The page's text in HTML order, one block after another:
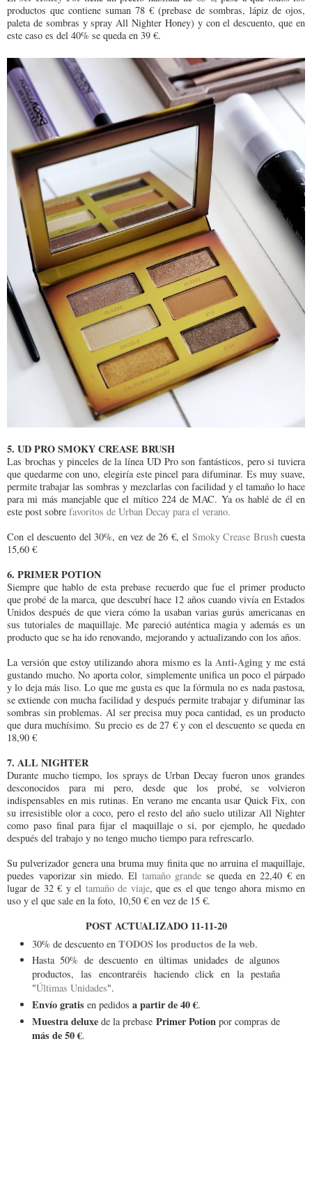
productos que contiene suman 78 € (prebase de sombras, lápiz de ojos,
paleta de sombras y spray All Nighter Honey) y con el descuento, que en
este caso es del 40% se queda en 39 €.
5. UD PRO SMOKY CREASE BRUSH
Las brochas y pinceles de la línea UD Pro son fantásticos, pero si tuviera
que quedarme con uno, elegiría este pincel para difuminar. Es muy suave,
permite trabajar las sombras y mezclarlas con facilidad y el tamaño lo hace
para mi más manejable que el mítico 224 de MAC. Ya os hablé de él en
este post sobre favoritos de Urban Decay para el verano.
Con el descuento del 30%, en vez de 26 €, el Smoky Crease Brush cuesta
15,60 €
6. PRIMER POTION
Siempre que hablo de esta prebase recuerdo que fue el primer producto
que probé de la marca, que descubrí hace 12 años cuando vivía en Estados
Unidos después de que viera cómo la usaban varias gurús americanas en
sus tutoriales de maquillaje. Me pareció auténtica magia y además es un
producto que se ha ido renovando, mejorando y actualizando con los años.
La versión que estoy utilizando ahora mismo es la Anti-Agingy me está
gustando mucho. No aporta color, simplemente unifica un poco el párpado
y lo deja más liso. Lo que me gusta es que la fórmula no es nada pastosa,
se extiende con mucha facilidad y después permite trabajar y difuminar las
sombras sin problemas. Al ser precisa muy poca cantidad, es un producto
que dura muchísimo. Su precio es de 27 € y con el descuento se queda en
18,90 €
7. ALL NIGHTER
Durante mucho tiempo, los sprays de Urban Decay fueron unos grandes
desconocidos para mi pero, desde que los probé, se volvieron
indispensables en mis rutinas. En verano me encanta usar Quick Fix, con
su irresistible olor a coco, pero el resto del año suelo utilizar All Nighter
como paso final para fijar el maquillaje o si, por ejemplo, he quedado
después del trabajo y no tengo mucho tiempo para refrescarlo.
Su pulverizador genera una bruma muy finita que no arruina el maquillaje,
puedes vaporizar sin miedo. El tamaño grande se queda en 22,40 € en
lugar de 32 € y el tamaño de viaje, que es el que tengo ahora mismo en
uso y el que sale en la foto, 10,50 € en vez de 15 €.
POST ACTUALIZADO 11-11-20
30% de descuento en TODOS los productos de la web.
Hasta 50% de descuento en últimas unidades de algunos
productos, las encontraréis haciendo click en la pestaña
"Últimas Unidades".
Envío gratis en pedidos a partir de 40 €.
Muestra deluxe de la prebase Primer Potion por compras de
más de 50 €.